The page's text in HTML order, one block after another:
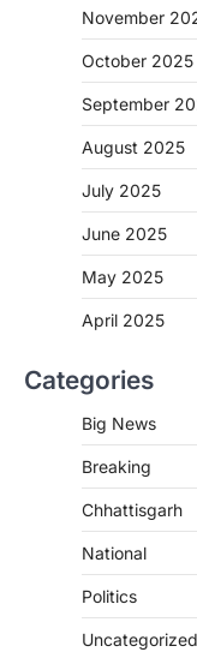
November
October 2025
September
August 2025
July 2025
June 2025
May 2025
April 2025
Categories
Big News
Breaking
Chhattisgarh
National
Politics
Uncategorized